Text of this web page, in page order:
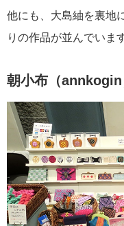
他にも、大島紬を裏地
りの作品が並んでいま
朝小布（annkogin